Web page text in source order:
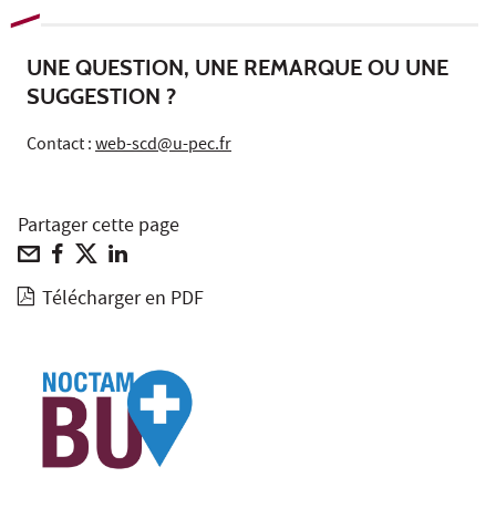
UNE QUESTION, UNE REMARQUE OU UNE
SUGGESTION ?
Contact :web-scd@u-pec.fr
Partager cette page
Télécharger en PDF